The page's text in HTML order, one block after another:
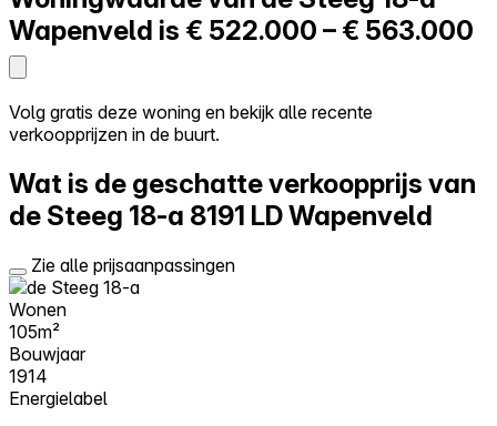
Alles-in-één
Reviews
Log in
Probeer Walter gratis
Wapenveld is € 522.000 – € 563.000
Volg gratis deze woning en bekijk alle recente
verkoopprijzen in de buurt.
Wat is de geschatte verkoopprijs van
de Steeg 18-a 8191 LD Wapenveld
Zie alle prijsaanpassingen
Wonen
105m²
Bouwjaar
1914
Energielabel